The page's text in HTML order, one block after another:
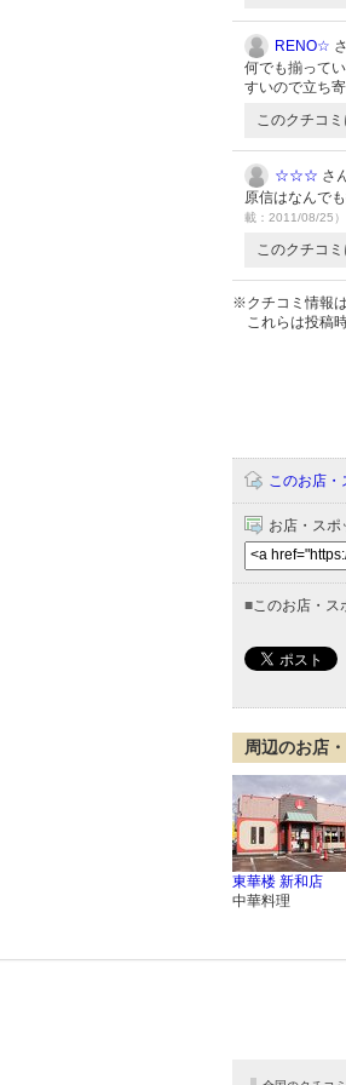
RENO☆
何でも揃って
すいので立ち
このクチコミ
☆☆☆ さ
原信はなんで
載：2011/08/25）
このクチコミ
※クチコミ情報
これらは投稿
このお店
お店・スポ
■ このお店・ス
周辺のお店
東華楼 新和店
中華料理